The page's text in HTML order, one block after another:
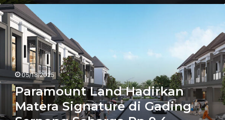
Paramount
Land
Hadirkan
Matera
Signature
Gading
Serpong
Seharga
9,4
05/18/2025
Paramount Land Hadirkan
Matera Signature di Gading